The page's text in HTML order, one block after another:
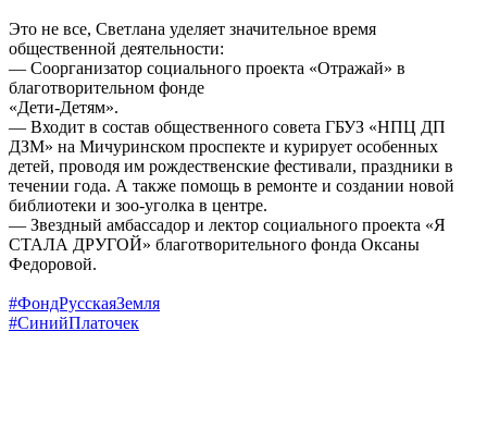
Это не все, Светлана уделяет значительное время
общественной деятельности:
— Соорганизатор социального проекта «Отражай» в
благотворительном фонде
«Дети-Детям».
— Входит в состав общественного совета ГБУЗ «НПЦ ДП
ДЗМ» на Мичуринском проспекте и курирует особенных
детей, проводя им рождественские фестивали, праздники в
течении года. А также помощь в ремонте и создании новой
библиотеки и зоо-уголка в центре.
— Звездный амбассадор и лектор социального проекта «Я
СТАЛА ДРУГОЙ» благотворительного фонда Оксаны
Федоровой.
#ФондРусскаяЗемля
#СинийПлаточек